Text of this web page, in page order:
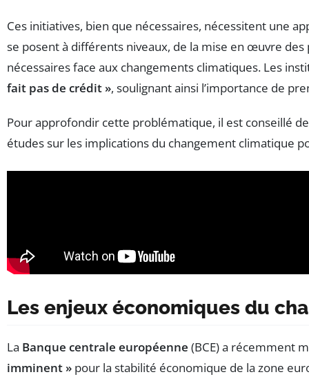
Ces initiatives, bien que nécessaires, nécessitent une
se posent à différents niveaux, de la mise en œuvre des
nécessaires face aux changements climatiques. Les
fait pas de crédit », soulignant ainsi l’importance de
Pour approfondir cette problématique, il est conseillé
études sur les implications du changement climatique
Les enjeux économiques du
La Banque centrale européenne (BCE) a récemment
imminent » pour la stabilité économique de la zone